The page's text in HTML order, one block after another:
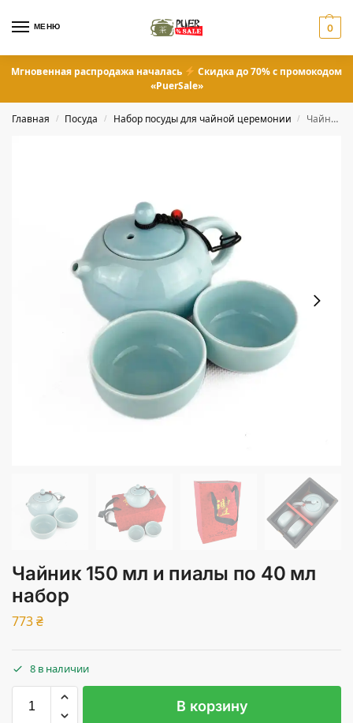
МЕНЮ 0
Мгновенная распродажа началась
Скидка до 70% с промокодом
«PuerSale»
Главная / Посуда / Набор посуды для чайной церемонии / Чайник 150 мл и пиалы по 40 мл набор
Чайник 150 мл и пиалы по 40 мл
набор
773₴
8 в наличии
В корзину